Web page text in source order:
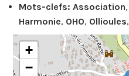
Mots-clefs: Association,
Harmonie, OHO, Ollioules,
+
−